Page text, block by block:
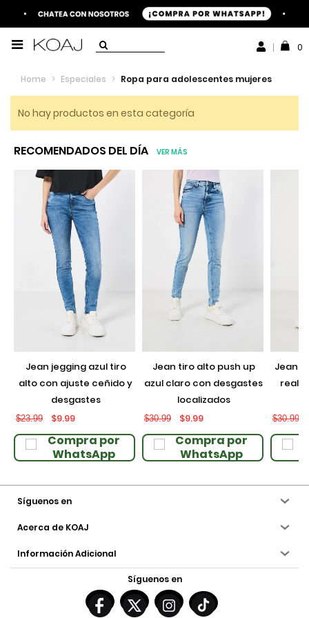
0
Home > Especiales > Ropa para adolescentes mujeres
No hay productos en esta categoría
RECOMENDADOS DEL DÍA VER MÁS
jean jegging azul tiro
alto con ajuste ceñido y
desgastes
$23.99 $9.99
Compra por
WhatsApp
jean tiro alto push up
azul claro con desgastes
localizados
$30.99 $9.99
Compra por
WhatsApp
jean push up negro con
$30.99
Síguenos en
Acerca de KOAJ
Información Adicional
Síguenos en